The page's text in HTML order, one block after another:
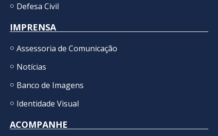
Defesa Civil
IMPRENSA
Assessoria de Comunicação
Notícias
Banco de Imagens
Identidade Visual
ACOMPANHE